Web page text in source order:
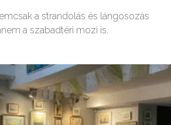
a strandolás és lángosozás
a szabadtéri mozi is.